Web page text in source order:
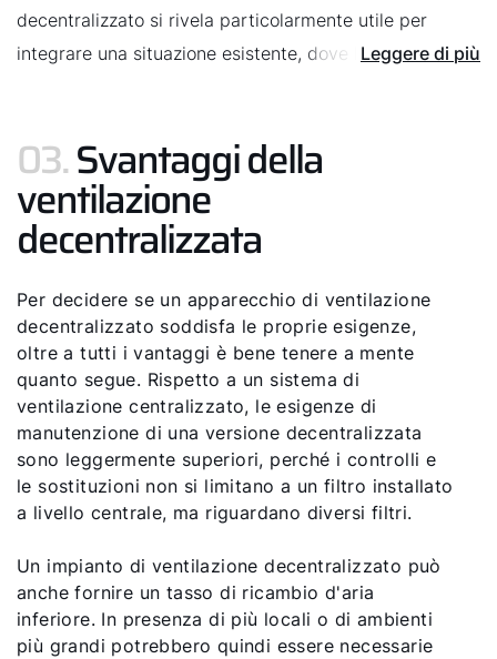
decentralizzato si rivela particolarmente utile per
integrare una situazione esistente, dove la ventilazione
Leggere di più
03.Svantaggi della
ventilazione
decentralizzata
Per decidere se un apparecchio di ventilazione
decentralizzato soddisfa le proprie esigenze,
oltre a tutti i vantaggi è bene tenere a mente
quanto segue. Rispetto a un sistema di
ventilazione centralizzato, le esigenze di
manutenzione di una versione decentralizzata
sono leggermente superiori, perché i controlli e
le sostituzioni non si limitano a un filtro installato
a livello centrale, ma riguardano diversi filtri.
Un impianto di ventilazione decentralizzato può
anche fornire un tasso di ricambio d'aria
inferiore. In presenza di più locali o di ambienti
più grandi potrebbero quindi essere necessarie